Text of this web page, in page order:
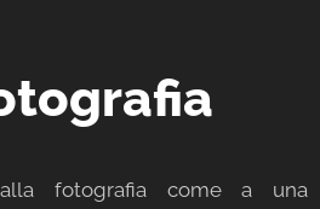
fotografia come a una